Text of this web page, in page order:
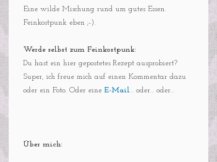
Eine wilde Mischung rund um gutes Essen.
Feinkostpunk eben ;-).
Werde selbst zum Feinkostpunk:
Du hast ein hier gepostetes Rezept ausprobiert?
Super, ich freue mich auf einen Kommentar dazu
oder ein Foto. Oder eine E-Mail… oder… oder…
Über mich: